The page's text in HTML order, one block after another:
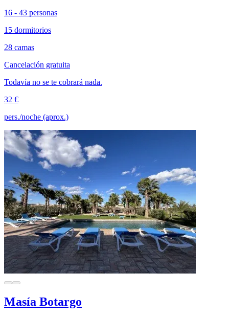
16 - 43 personas
15 dormitorios
28 camas
Cancelación gratuita
Todavía no se te cobrará nada.
32 €
pers./noche (aprox.)
Masía Botargo